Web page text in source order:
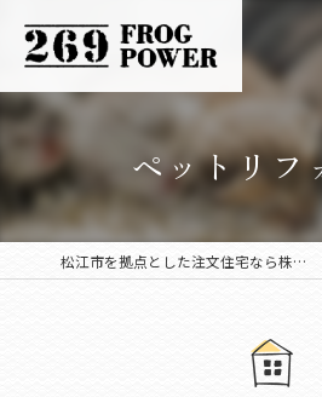
ペットリフ
松江市を拠点とした注文住宅なら株式会社FROG POWER